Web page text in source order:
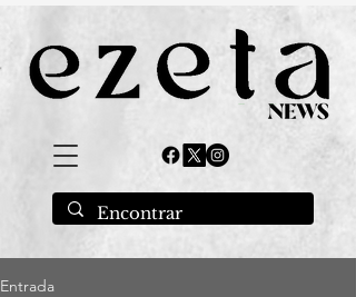
Entrada